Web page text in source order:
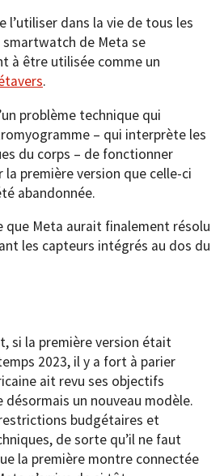
l’utiliser dans la vie de tous les
de Meta se
à être utilisée comme un
.
problème technique qui
– qui interprète les
du corps – de fonctionner
première version que celle-ci
abandonnée.
que Meta aurait finalement résolu
les capteurs intégrés au dos du
si la première version était
2023, il y a fort à parier
ait revu ses objectifs
désormais un nouveau modèle.
budgétaires et
de sorte qu’il ne faut
la première montre connectée